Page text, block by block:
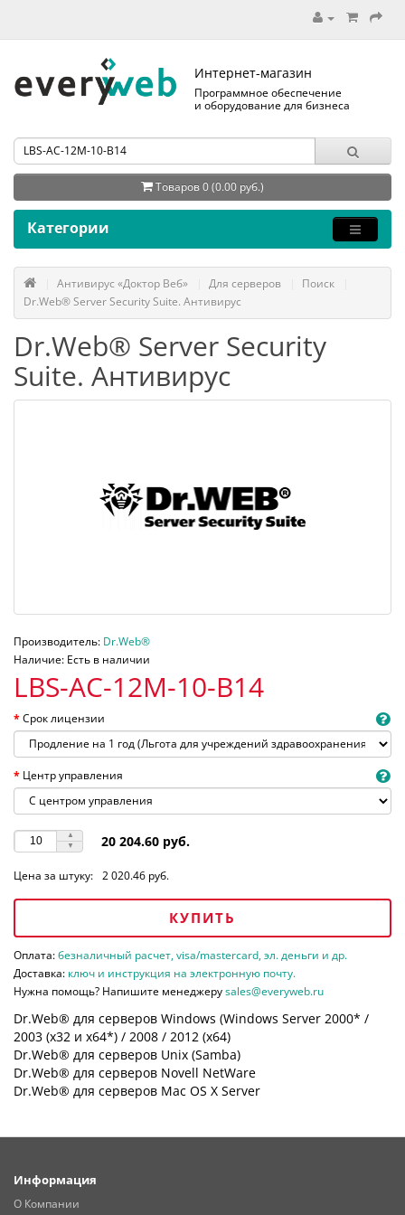
Интернет-магазин
Программное обеспечение
и оборудование для бизнеса
Товаров 0 (0.00 руб.)
Категории
Антивирус «Доктор Веб» Для серверов
Поиск
Dr.Web® Server Security Suite. Антивирус
Dr.Web® Server Security
Suite. Антивирус
Производитель: Dr.Web®
Наличие: Есть в наличии
LBS-AC-12M-10-B14
Срок лицензии
Центр управления
20 204.60 руб.
Цена за штуку: 2 020.46 руб.
КУПИТЬ
Оплата:безналичный расчет, visa/mastercard, эл. деньги и др.
Доставка: ключ и инструкция на электронную почту.
Нужна помощь? Напишите менеджеруsales@everyweb.ru
Dr.Web® для серверов Windows (Windows Server 2000* /
2003 (х32 и х64*) / 2008 / 2012 (х64)
Dr.Web® для серверов Unix (Samba)
Dr.Web® для серверов Novell NetWare
Dr.Web® для серверов Mac OS X Server
Информация
О Компании